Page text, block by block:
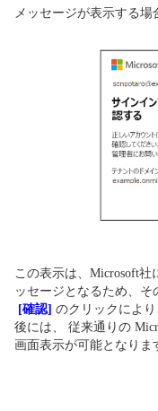
メッセージが表示する場
この表示は、Microsoft社
ッセージとなるため、そ
[確認] のクリックによ
後には、 従来通りの
画面表示が可能となりま